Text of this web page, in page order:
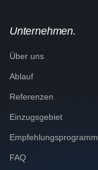
Unternehmen.
Über uns
Ablauf
Referenzen
Einzugsgebiet
Empfehlungsprogramm
FAQ